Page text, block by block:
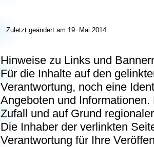
Zuletzt geändert am 19. Mai 2014
Hinweise zu Links und
Für die Inhalte auf den
Verantwortung, noch eine
Angeboten und
Zufall und auf Grund
Die Inhaber der verlinkten
Verantwortung für Ihre